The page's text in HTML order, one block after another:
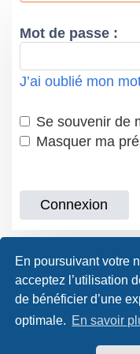
En poursuivant votre
acceptez l’utilisation
de bénéficier d’une
optimale. En savoir
Mot de passe :
J’ai oublié mon
Se souvenir de
Masquer ma